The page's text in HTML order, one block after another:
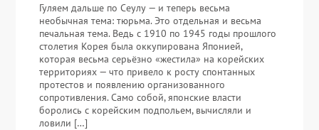
Гуляем дальше по Сеулу — и теперь весьма
необычная тема: тюрьма. Это отдельная и весьма
печальная тема. Ведь с 1910 по 1945 годы прошлого
столетия Корея была оккупирована Японией,
которая весьма серьёзно «жестила» на корейских
территориях — что привело к росту спонтанных
протестов и появлению организованного
сопротивления. Само собой, японские власти
боролись с корейским подпольем, вычисляли и
ловили […]